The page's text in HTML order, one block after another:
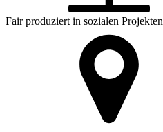
Fair produziert in sozialen Projekten